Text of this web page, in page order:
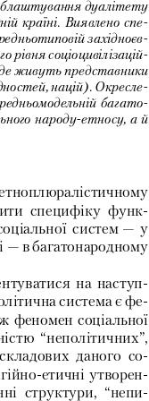
дуалітету
країні. Виявлено спе-
західноєв-
рівня соціоцивілізацій-
(де живуть представники
націй). Окресле-
багато-
народу-етносу, а й
специфіку функ-
систем — у
— в багатонародному
на наступ-
система є фе-
феномен соціальної
“неполітичних”,
складових дано го со-
етичні утворен-
структури,
“непи-